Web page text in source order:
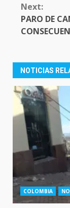
Next:
PARO DE
NOTICIAS
COLOMBIA